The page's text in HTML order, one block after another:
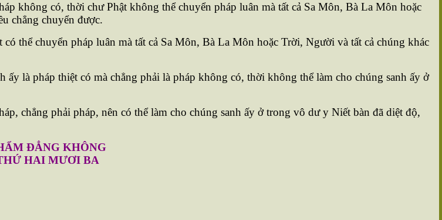
không có, thời chư Phật không thể chuyển pháp luân mà tất cả Sa Môn, Bà La Môn hoặc
chẳng chuyển được.
thể chuyển pháp luân mà tất cả Sa Môn, Bà La Môn hoặc Trời, Người và tất cả chúng khác
là pháp thiệt có mà chẳng phải là pháp không có, thời không thể làm cho chúng sanh ấy ở
chẳng phải pháp, nên có thể làm cho chúng sanh ấy ở trong vô dư y Niết bàn đã diệt độ,
ÐẲNG KHÔNG
HAI MƯƠI BA